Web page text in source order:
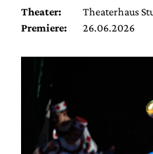
Theater:
Theaterhaus
Premiere:
26.06.2026